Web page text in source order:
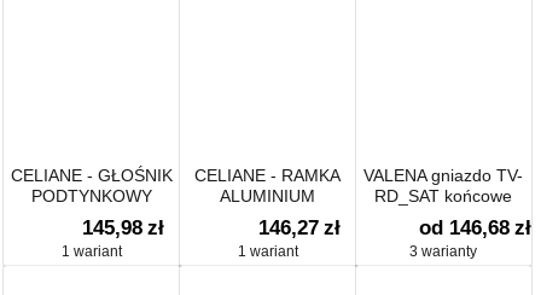
CELIANE - GŁOŚNIK
PODTYNKOWY
CELIANE
145,98 zł
1 wariant
CELIANE - RAMKA
ALUMINIUM
POCZWÓRNA
POZIOMA/PIONOWA
146,27 zł
1 wariant
VALENA gniazdo TV-
RD_SAT końcowe
od 146,68 zł
3 warianty